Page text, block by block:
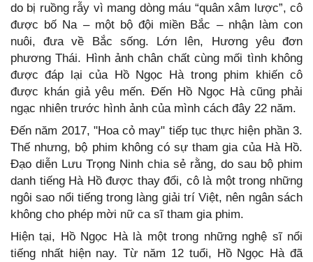
do bị ruồng rẫy vì mang dòng máu “quân xâm lược”, cô
được bố Na – một bộ đội miền Bắc – nhận làm con
nuôi, đưa về Bắc sống. Lớn lên, Hương yêu đơn
phương Thái. Hình ảnh chân chất cùng mối tình không
được đáp lại của Hồ Ngọc Hà trong phim khiến cô
được khán giả yêu mến. Đến Hồ Ngọc Hà cũng phải
ngạc nhiên trước hình ảnh của mình cách đây 22 năm.
Đến năm 2017, "Hoa cỏ may" tiếp tục thực hiện phần 3.
Thế nhưng, bộ phim không có sự tham gia của Hà Hồ.
Đạo diễn Lưu Trọng Ninh chia sẻ rằng, do sau bộ phim
danh tiếng Hà Hồ được thay đổi, cô là một trong những
ngôi sao nổi tiếng trong làng giải trí Việt, nên ngân sách
không cho phép mời nữ ca sĩ tham gia phim.
Hiện tại, Hồ Ngọc Hà là một trong những nghệ sĩ nổi
tiếng nhất hiện nay. Từ năm 12 tuổi, Hồ Ngọc Hà đã